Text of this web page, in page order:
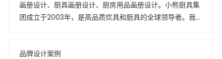
画册设计、厨具画册设计、厨房用品画册设计。小熊厨具集
团成立于2003年，是高品质炊具和厨具的全球领导者。我们
品牌设计案例